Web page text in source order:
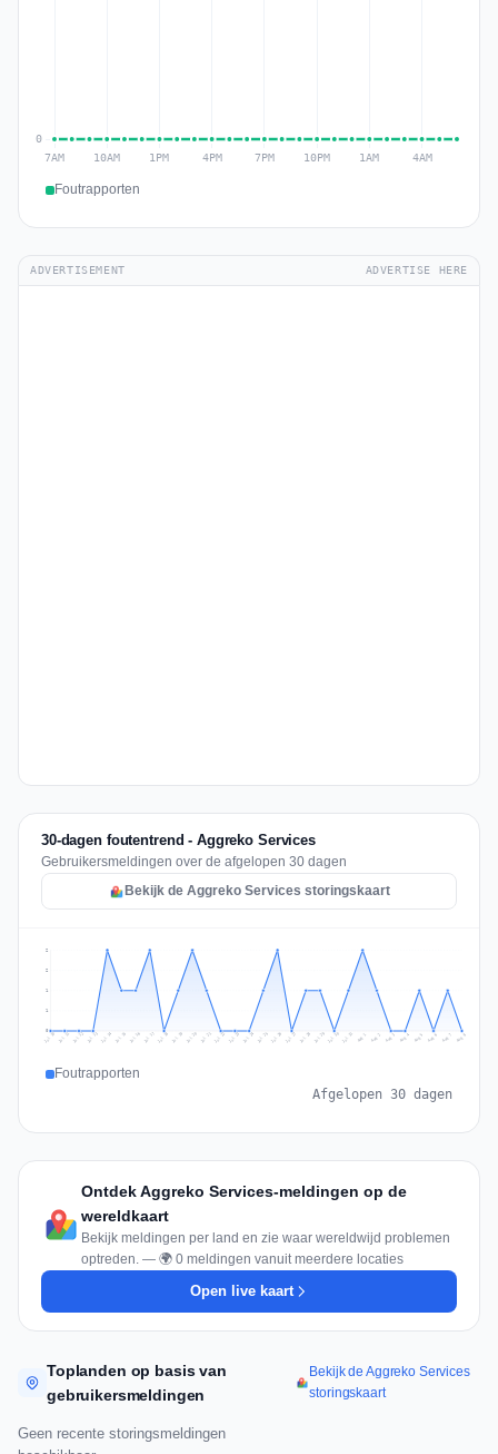
Foutrapporten
ADVERTISEMENT ADVERTISE HERE
30-dagen foutentrend - Aggreko Services
Gebruikersmeldingen over de afgelopen 30 dagen
Bekijk de Aggreko Services storingskaart
1
1
2
2
Jul 10 Jul 11 Jul 12 Jul 13 Jul 14 Jul 15 Jul 16 Jul 17 Jul 18 Jul 19 Jul 20 Jul 21 Jul 22 Jul 23 Jul 24 Jul 25 Jul 26 Jul 27 Jul 28 Jul 29 Jul 30 Jul 31 Aug 1 Aug 2 Aug 3 Aug 4 Aug 5 Aug 6 Aug 7 Aug 8
Foutrapporten
Afgelopen 30 dagen
Ontdek Aggreko Services-meldingen op de
wereldkaart
Bekijk meldingen per land en zie waar wereldwijd problemen
optreden. — 🌍 0 meldingen vanuit meerdere locaties
Open live kaart
Toplanden op basis van
gebruikersmeldingen
Bekijk de Aggreko Services
storingskaart
Geen recente storingsmeldingen